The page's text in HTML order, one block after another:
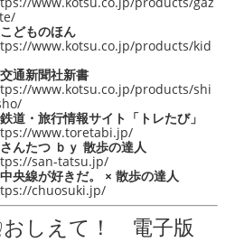
どものほん
www.kotsu.co.jp/products/kid
通新聞社新書
www.kotsu.co.jp/products/shi
道・旅行情報サイト「トレたび」
www.toretabi.jp/
んたつ ｂｙ 散歩の達人
san-tatsu.jp/
央線が好きだ。 × 散歩の達人
chuosuki.jp/
おしえて！ 電子版